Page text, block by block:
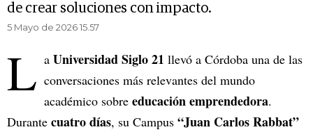
de crear soluciones con impacto.
5 Mayo de 2026 15.57
L a Universidad Siglo 21 llevó a Córdoba una de las
conversaciones más relevantes del mundo
académico sobre educación emprendedora.
Durante cuatro días, su Campus “Juan Carlos Rabbat”